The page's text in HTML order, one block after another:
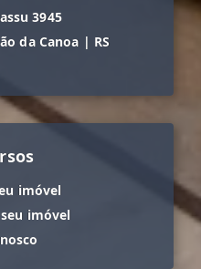
3945
da Canoa | RS
imóvel
imóvel